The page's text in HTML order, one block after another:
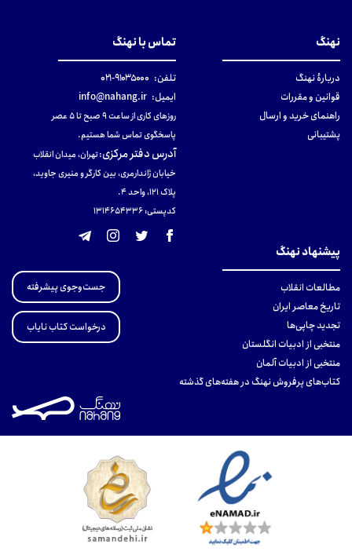
نهنگ
دربارهٔ نهنگ
قوانین و مقررات
راهنمای خرید و ارسال
پشتیبانی
تماس با نهنگ
تلفن: ۹۱۰۳۵۰۰۰-۰۲۱
ایمیل: info@nahang.ir
روزهای کاری از ساعت ۹ صبح تا ۵ عصر
پاسخگوی تماس شما هستیم.
آدرس دفتر مرکزی:تهران، میدان انقلاب
خیابان ژاندارمری، بین کارگر و منیری جاوید،
پلاک 121، واحد ۴.
کدپستی: 131465433۶
پیشنهاد نهنگ
مطالعات انقلاب
تاریخ معاصر ایران
تجدید چاپی‌ها
منتخبی از ادبیات انگلستان
منتخبی از ادبیات آلمان
کتاب‌های پرفروش نهنگ در هفته‌های گذشته
جست‌وجوی پیشرفته
درخواست کتاب نایاب